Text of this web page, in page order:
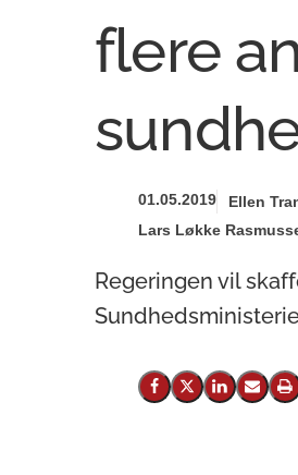
flere
01.05.2019 Ellen
Lars Løkke
Regeringen vil
Del på Facebook
Del på X (Twitter)
Del påSend